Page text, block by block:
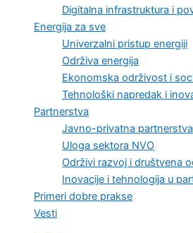
Digitalna infrastruktura i
Energija za sve
Univerzalni pristup energiji
Održiva energija
Ekonomska održivost i
Tehnološki napredak i
Partnerstva
Javno-privatna partnerstva
Uloga sektora NVO
Održivi razvoj i društvena
Inovacije i tehnologija u
Primeri dobre prakse
Vesti